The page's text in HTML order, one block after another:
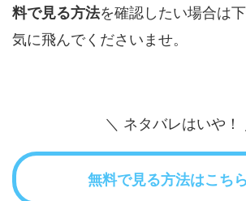
料で見る方法を確認したい場合は
気に飛んでくださいませ。
＼ ネタバレはいや！
無料で見る方法はこちら